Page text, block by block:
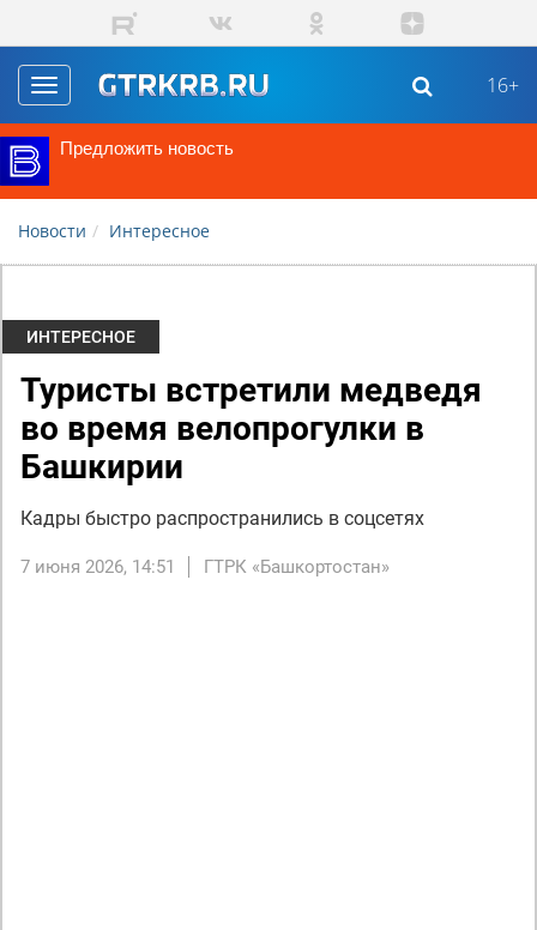
Перейти к основному содержанию
Toggle
navigation
16+
Предложить новость
Новости Интересное
ИНТЕРЕСНОЕ
Туристы встретили медведя
во время велопрогулки в
Башкирии
Кадры быстро распространились в соцсетях
7 июня 2026, 14:51 ГТРК «Башкортостан»